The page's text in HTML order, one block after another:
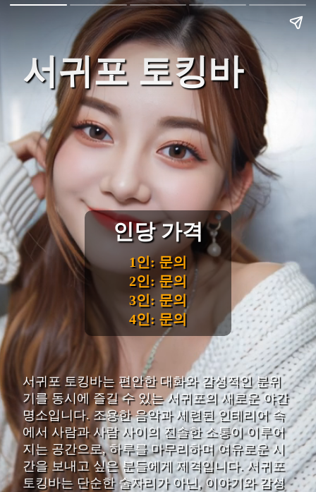
서귀포 토킹바
인당 가격
1인: 문의
2인: 문의
3인: 문의
4인: 문의
서귀포 토킹바는 편안한 대화와 감성적인 분위
기를 동시에 즐길 수 있는 서귀포의 새로운 야간
명소입니다. 조용한 음악과 세련된 인테리어 속
에서 사람과 사람 사이의 진솔한 소통이 이루어
지는 공간으로, 하루를 마무리하며 여유로운 시
간을 보내고 싶은 분들에게 제격입니다. 서귀포
토킹바는 단순한 술자리가 아닌, 이야기와 감성